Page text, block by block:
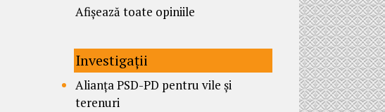
Afișează toate opiniile
Investigații
Alianța PSD-PD pentru vile și
terenuri